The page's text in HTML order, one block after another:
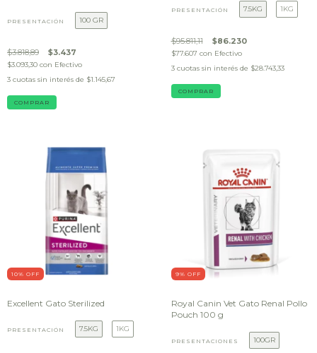
PRESENTACIÓN 100 GR
$3.818,89 $3.437
$3.093,30 con Efectivo
3 cuotas sin interés de $1.145,67
COMPRAR
PRESENTACIÓN 7.5KG 1KG
$95.811,11 $86.230
$77.607 con Efectivo
3 cuotas sin interés de $28.743,33
COMPRAR
10% OFF
Excellent Gato Sterilized
PRESENTACIÓN 7.5KG 1KG
9% OFF
Royal Canin Vet Gato Renal Pollo
Pouch 100 g
PRESENTACIONES 100GR